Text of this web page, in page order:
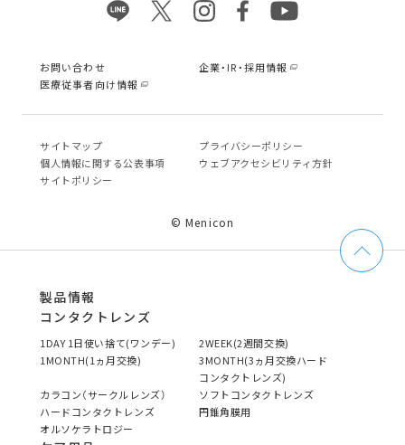
お問い合わせ
企業・IR・採用情報
医療従事者向け情報
サイトマップ
プライバシーポリシー
個⼈情報に関する公表事項
ウェブアクセシビリティ方針
サイトポリシー
© Menicon
製品情報
コンタクトレンズ
1DAY 1日使い捨て(ワンデー)
2WEEK(2週間交換)
1MONTH(1ヵ月交換)
3MONTH(3ヵ月交換ハード
コンタクトレンズ)
カラコン（サークルレンズ）
ソフトコンタクトレンズ
ハードコンタクトレンズ
円錐角膜用
オルソケラトロジー